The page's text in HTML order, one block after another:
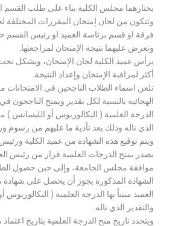
يختارهما مجلس الكلية بناء على طلب القسم
وتتكون من لجان إمتحان المقررات المختلفة
فرقة او قسم برئاسة العميد او رئيس القسم
وتعرض عليهما نتيجة الإمتحان لمراجعتها.
يرأس عميد الكلية لجان الإمتحان، ويشكل
أكثر لمراقبة الإمتحان وإعداد النتيجة.
تلعن اسماء الطلاب الناجحين فى الامتحانات
الهجائيه بالنسبة لكل تقدير ويمنح الناجحون
الدرجة العلمية ( البكالوريوس أو الليسانس )
الذي ناله وذلك بعد تأدية ما عليهم من رسوم
ويتم توقيع هذه الشهادة من عميد الكلية
يصدر بمنح الدرجات العلمية قرار من رئيس
موافقة مجلس الجامعة، وإلى حين حصول
الشهادة المذكورة يجوز أن يحصل على شهادة
العميد مبيناً بها الدرجة العلمية (
والتقدير الذي ناله.
ويتحدد تاريخ منح الدرجة العلمية بتاريخ